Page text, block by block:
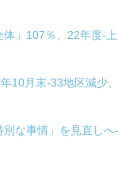
」107％、22年度-
10月末-33地区減少
な事情」を見直し